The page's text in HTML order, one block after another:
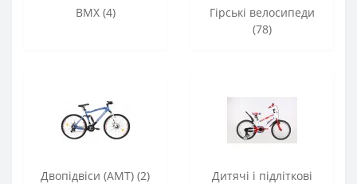
BMX (4)
Гірські велосипеди
(78)
Двопідвіси (AMT) (2)
Дитячі і підліткові